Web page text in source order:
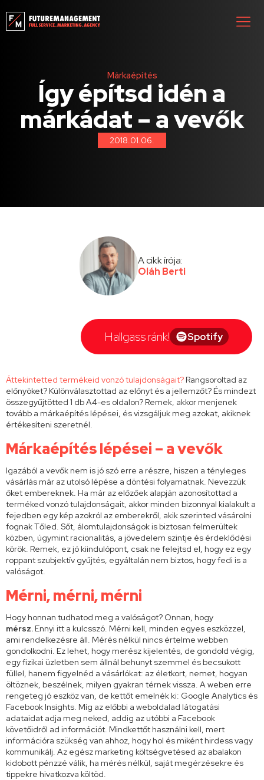
Márkaépítés
Így építsd idén a
márkádat – a vevők
2018.01.06.
A cikk írója:
Oláh Berti
Hallgass ránk! Spotify
Áttekintetted termékeid vonzó tulajdonságait? Rangsoroltad az
előnyöket? Különválasztottad az előnyt és a jellemzőt? És mindezt
összegyűjtötted 1 db A4-es oldalon? Remek, akkor menjenek
tovább a márkaépítés lépései, és vizsgáljuk meg azokat, akiknek
értékesíteni szeretnél.
Márkaépítés lépései – a vevők
Igazából a vevők nem is jó szó erre a részre, hiszen a tényleges
vásárlás már az utolsó lépése a döntési folyamatnak. Nevezzük
őket embereknek. Ha már az előzőek alapján azonosítottad a
terméked vonzó tulajdonságait, akkor minden bizonnyal kialakult a
fejedben egy kép azokról az emberekről, akik szerinted vásárolni
fognak Tőled. Sőt, álomtulajdonságok is biztosan felmerültek
közben, úgymint racionalitás, a jövedelem szintje és érdeklődési
körök. Remek, ez jó kiindulópont, csak ne felejtsd el, hogy ez egy
roppant szubjektív gyűjtés, egyáltalán nem biztos, hogy fedi is a
valóságot.
Mérni, mérni, mérni
Hogy honnan tudhatod meg a valóságot? Onnan, hogy
mérsz. Ennyi itt a kulcsszó. Mérni kell, minden egyes eszközzel,
ami rendelkezésre áll. Mérés nélkül nincs értelme webben
gondolkodni. Ez lehet, hogy merész kijelentés, de gondold végig,
egy fizikai üzletben sem állnál behunyt szemmel és becsukott
füllel, hanem figyelnéd a vásárlókat: az életkort, nemet, hogyan
öltöznek, beszélnek, milyen gyakran térnek vissza. A weben erre
rengeteg jó eszköz van, de kettőt emelnék ki: Google Analytics és
Facebook Insights. Míg az előbbi a weboldalad látogatási
adataidat adja meg neked, addig az utóbbi a Facebook
követőidről ad információt. Mindkettőt használni kell, mert
információra szükség van ahhoz, hogy hol és miként hirdess vagy
kommunikálj. Az egész marketing költségvetésed az abalakon
kidobott pénzzé válik, ha mérés nélkül, saját megérzésekre és
tippekre hivatkozva költöd.